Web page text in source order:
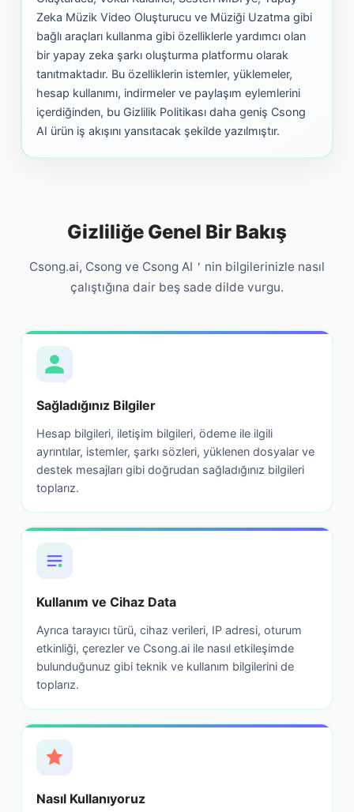
Zeka Müzik Video Oluşturucu ve Müziği Uzatma gibi
bağlı araçları kullanma gibi özelliklerle yardımcı olan
bir yapay zeka şarkı oluşturma platformu olarak
tanıtmaktadır. Bu özelliklerin istemler, yüklemeler,
hesap kullanımı, indirmeler ve paylaşım eylemlerini
içerdiğinden, bu Gizlilik Politikası daha geniş Csong
AI ürün iş akışını yansıtacak şekilde yazılmıştır.
Gizliliğe Genel Bir Bakış
Csong.ai, Csong ve Csong AI＇nin bilgilerinizle nasıl
çalıştığına dair beş sade dilde vurgu.
Sağladığınız Bilgiler
Hesap bilgileri, iletişim bilgileri, ödeme ile ilgili
ayrıntılar, istemler, şarkı sözleri, yüklenen dosyalar ve
destek mesajları gibi doğrudan sağladığınız bilgileri
toplarız.
Kullanım ve Cihaz Data
Ayrıca tarayıcı türü, cihaz verileri, IP adresi, oturum
etkinliği, çerezler ve Csong.ai ile nasıl etkileşimde
bulunduğunuz gibi teknik ve kullanım bilgilerini de
toplarız.
Nasıl Kullanıyoruz